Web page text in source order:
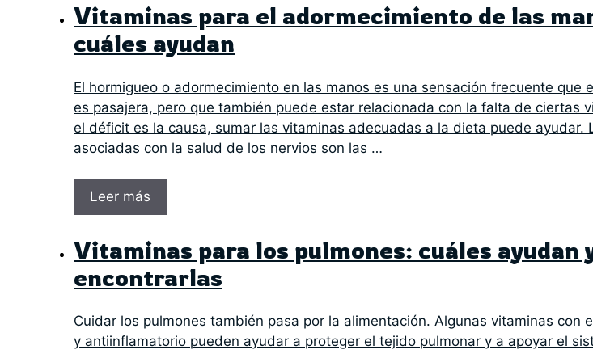
Vitaminas para el adormecimiento de las
cuáles ayudan
El hormigueo o adormecimiento en las manos es una sensación frecuente que
es pasajera, pero que también puede estar relacionada con la falta de ciertas
el déficit es la causa, sumar las vitaminas adecuadas a la dieta puede ayudar.
asociadas con la salud de los nervios son las …
Leer más
Vitaminas para los pulmones: cuáles ayudan
encontrarlas
Cuidar los pulmones también pasa por la alimentación. Algunas vitaminas con
y antiinflamatorio pueden ayudar a proteger el tejido pulmonar y a apoyar el